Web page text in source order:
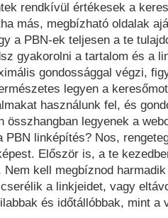
rendkívül értékesek a
más, megbízható oldalak
a PBN-ek teljesen a te
gyakorolni a tartalom és a
gondossággal végzi,
legyen a
használunk fel, és
összhangban legyenek a
PBN linképítés? Nos,
Először is, a te
kell megbíznod
a linkjeidet, vagy
és időtállóbbak, mint a